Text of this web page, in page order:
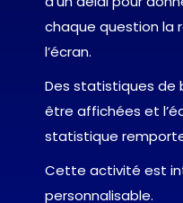
chaque question la
l’écran.
Des statistiques de
être affichées et
statistique
Cette activité est
personnalisable.